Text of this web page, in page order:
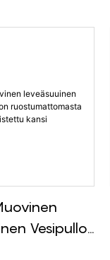
Vesipullo,